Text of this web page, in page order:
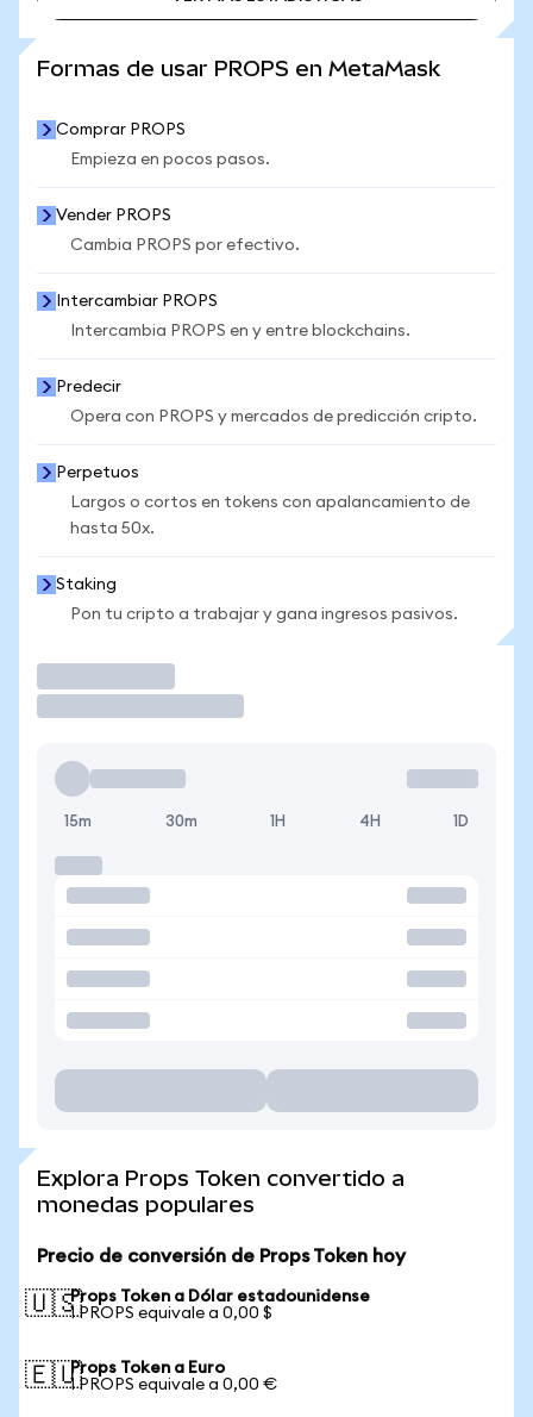
Formas de usar PROPS en MetaMask
Comprar PROPS
Empieza en pocos pasos.
Vender PROPS
Cambia PROPS por efectivo.
Intercambiar PROPS
Intercambia PROPS en y entre blockchains.
Predecir
Opera con PROPS y mercados de predicción cripto.
Perpetuos
Largos o cortos en tokens con apalancamiento de
hasta 50x.
Staking
Pon tu cripto a trabajar y gana ingresos pasivos.
15m 30m 1H 4H 1D
Explora Props Token convertido a
monedas populares
Precio de conversión de Props Token hoy
🇺🇸Props Token a Dólar estadounidense
1 PROPS equivale a 0,00 $
🇪🇺Props Token a Euro
1 PROPS equivale a 0,00 €